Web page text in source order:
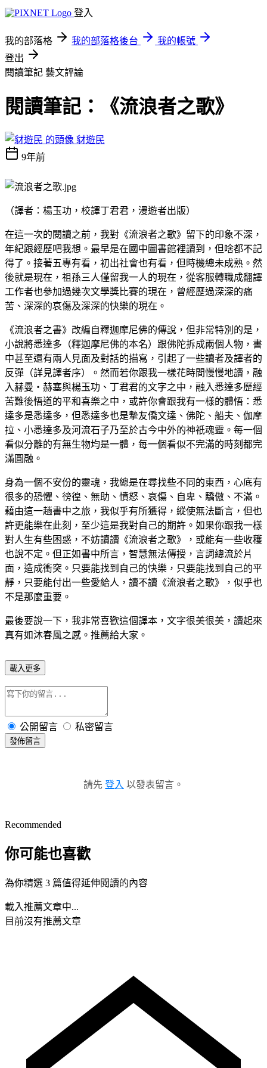
登入
我的部落格 我的部落格後台
我的帳號
登出
閱讀筆記 藝文評論
閱讀筆記：《流浪者之歌》
豺遊民
9年前
（譯者：楊玉功，校譯丁君君，漫遊者出版）
在這一次的閱讀之前，我對《流浪者之歌》留下的印象不深，
年紀跟經歷吧我想。最早是在國中圖書館裡讀到，但啥都不記
得了。接著五專有看，初出社會也有看，但時機總未成熟。然
後就是現在，祖孫三人僅留我一人的現在，從客服轉職成翻譯
工作者也參加過幾次文學獎比賽的現在，曾經歷過深深的痛
苦、深深的哀傷及深深的快樂的現在。
《流浪者之書》改編自釋迦摩尼佛的傳說，但非常特別的是，
小說將悉達多（釋迦摩尼佛的本名）跟佛陀拆成兩個人物，書
中甚至還有兩人見面及對話的描寫，引起了一些讀者及譯者的
反彈（詳見譯者序）。然而若你跟我一樣花時間慢慢地讀，融
入赫曼‧赫塞與楊玉功、丁君君的文字之中，融入悉達多歷經
苦難後悟道的平和喜樂之中，或許你會跟我有一樣的體悟：悉
達多是悉達多，但悉達多也是摯友僑文達、佛陀、船夫、伽摩
拉、小悉達多及河流石子乃至於古今中外的神祇魂靈。每一個
看似分離的有無生物均是一體，每一個看似不完滿的時刻都完
滿圓融。
身為一個不安份的靈魂，我總是在尋找些不同的東西，心底有
很多的恐懼、徬徨、無助、憤怒、哀傷、自卑、驕傲、不滿。
藉由這一趟書中之旅，我似乎有所獲得，縱使無法斷言，但也
許更能樂在此刻，至少這是我對自己的期許。如果你跟我一樣
對人生有些困惑，不妨讀讀《流浪者之歌》，或能有一些收穫
也說不定。但正如書中所言，智慧無法傳授，言詞總流於片
面，造成衝突。只要能找到自己的快樂，只要能找到自己的平
靜，只要能付出一些愛給人，讀不讀《流浪者之歌》，似乎也
不是那麼重要。
最後要說一下，我非常喜歡這個譯本，文字很美很美，讀起來
真有如沐春風之感。推薦給大家。
載入更多
公開留言 私密留言
發佈留言
請先 登入 以發表留言。
Recommended
你可能也喜歡
為你精選 3 篇值得延伸閱讀的內容
載入推薦文章中...
目前沒有推薦文章